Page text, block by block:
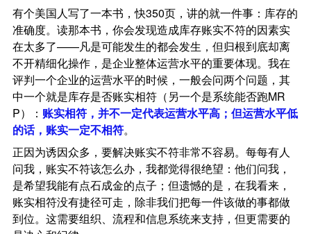
有个美国人写了一本书，快350页，讲的就一件事：库存的
准确度。读那本书，你会发现造成库存账实不符的因素实
在太多了——凡是可能发生的都会发生，但归根到底却离
不开精细化操作，是企业整体运营水平的重要体现。我在
评判一个企业的运营水平的时候，一般会问两个问题，其
中一个就是库存是否账实相符（另一个是系统能否跑MR
P）： 账实相符，并不一定代表运营水平高；但运营水平低
的话，账实一定不相符。
正因为诱因众多，要解决账实不符非常不容易。每每有人
问我，账实不符该怎么办，我都觉得很绝望：他们问我，
是希望我能有点石成金的点子；但遗憾的是，在我看来，
账实相符没有捷径可走，除非我们把每一件该做的事都做
到位。这需要组织、流程和信息系统来支持，但更需要的